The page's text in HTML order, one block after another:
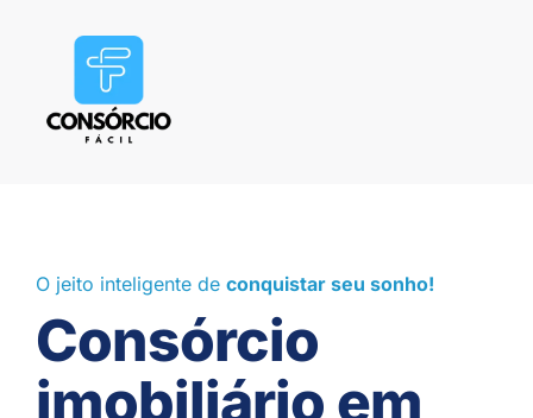
O jeito inteligente de conquistar seu sonho!
Consórcio
imobiliário em